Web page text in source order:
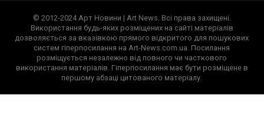
© 2012-2024 Арт Новини | Art News. Всі права захищені.
Використання будь-яких розміщених на сайті матеріалів
дозволяється за вказівкою прямого відкритого для пошукових
систем гіперпосилання на Art-News.com.ua. Посилання
розміщується незалежно від повного чи часткового
використання матеріалів. Гіперпосилання має бути розміщене в
першому абзаці цитованого матеріалу.